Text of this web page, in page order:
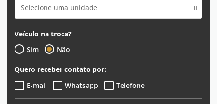
Selecione uma unidade
Veículo na troca?
Sim
Não
Quero receber contato por:
E-mail
Whatsapp Telefone